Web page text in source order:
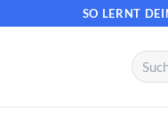
SO LERNT
Suchen
nach: